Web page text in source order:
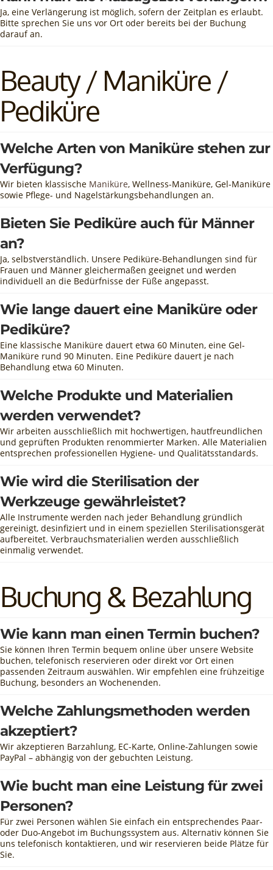
Ja, eine Verlängerung ist möglich, sofern der Zeitplan es erlaubt.
Bitte sprechen Sie uns vor Ort oder bereits bei der Buchung
darauf an.
Beauty / Maniküre /
Pediküre
Welche Arten von Maniküre stehen zur
Verfügung?
Wir bieten klassische Maniküre, Wellness-Maniküre, Gel-Maniküre
sowie Pflege- und Nagelstärkungsbehandlungen an.
Bieten Sie Pediküre auch für Männer
an?
Ja, selbstverständlich. Unsere Pediküre-Behandlungen sind für
Frauen und Männer gleichermaßen geeignet und werden
individuell an die Bedürfnisse der Füße angepasst.
Wie lange dauert eine Maniküre oder
Pediküre?
Eine klassische Maniküre dauert etwa 60 Minuten, eine Gel-
Maniküre rund 90 Minuten. Eine Pediküre dauert je nach
Behandlung etwa 60 Minuten.
Welche Produkte und Materialien
werden verwendet?
Wir arbeiten ausschließlich mit hochwertigen, hautfreundlichen
und geprüften Produkten renommierter Marken. Alle Materialien
entsprechen professionellen Hygiene- und Qualitätsstandards.
Wie wird die Sterilisation der
Werkzeuge gewährleistet?
Alle Instrumente werden nach jeder Behandlung gründlich
gereinigt, desinfiziert und in einem speziellen Sterilisationsgerät
aufbereitet. Verbrauchsmaterialien werden ausschließlich
einmalig verwendet.
Buchung & Bezahlung
Wie kann man einen Termin buchen?
Sie können Ihren Termin bequem online über unsere Website
buchen, telefonisch reservieren oder direkt vor Ort einen
passenden Zeitraum auswählen. Wir empfehlen eine frühzeitige
Buchung, besonders an Wochenenden.
Welche Zahlungsmethoden werden
akzeptiert?
Wir akzeptieren Barzahlung, EC-Karte, Online-Zahlungen sowie
PayPal – abhängig von der gebuchten Leistung.
Wie bucht man eine Leistung für zwei
Personen?
Für zwei Personen wählen Sie einfach ein entsprechendes Paar-
oder Duo-Angebot im Buchungssystem aus. Alternativ können Sie
uns telefonisch kontaktieren, und wir reservieren beide Plätze für
Sie.